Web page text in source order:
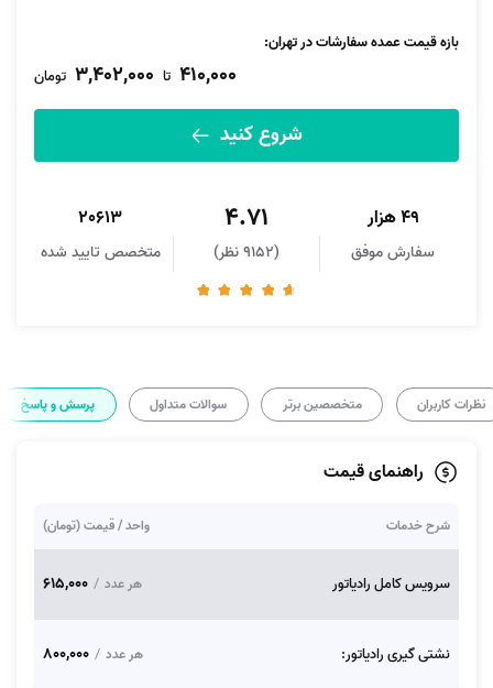
بازه قیمت عمده سفارشات در تهران:
410,000 تا 3,402,000 تومان
شروع کنید
49 هزار
سفارش موفق
4.71
(9152 نظر)
20613
متخصص تایید شده
نظرات کاربران متخصصین برتر سوالات متداول پرسش و پاسخ
راهنمای قیمت
شرح خدمات واحد / قیمت (تومان)
سرویس کامل رادیاتور هر عدد /
615,000
نشتی گیری رادیاتور: هر عدد /
800,000